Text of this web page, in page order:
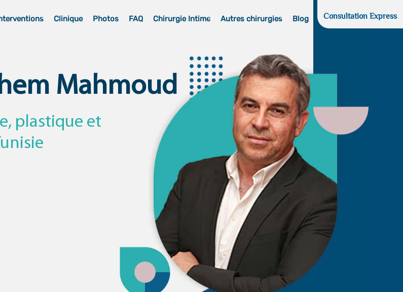
Clinique Photos FAQ Chirurgie Intime Autres chirurgies Blog Consultation Express
Mahmoud
plastique et